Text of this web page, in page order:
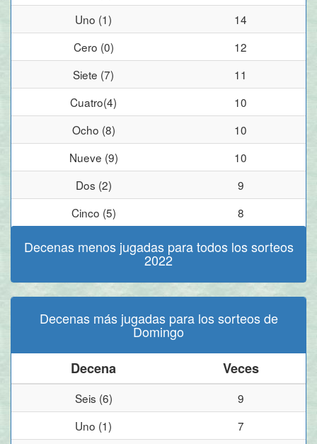
Uno (1)
14
Cero (0)
12
Siete (7)
11
Cuatro(4)
10
Ocho (8)
10
Nueve (9)
10
Dos (2)
9
Cinco (5)
8
Decenas menos jugadas para todos los sorteos
2022
Decenas más jugadas para los sorteos de
Domingo
Decena
Veces
Seis (6)
9
Uno (1)
7